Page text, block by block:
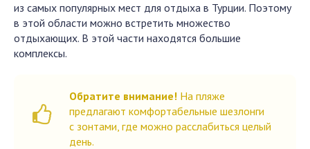
из самых популярных мест для отдыха в Турции. Поэтому
в этой области можно встретить множество
отдыхающих. В этой части находятся большие
комплексы.
Обратите внимание! На пляже
предлагают комфортабельные шезлонги
с зонтами, где можно расслабиться целый
день.